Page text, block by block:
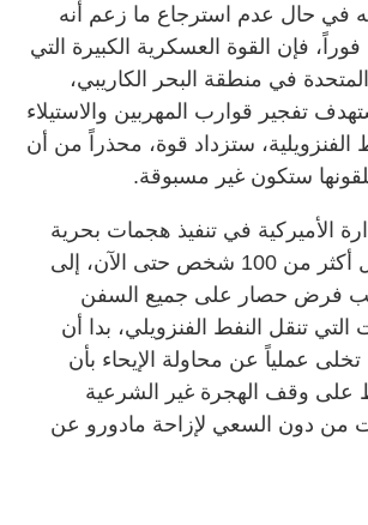
في حال عدم استرجاع ما زعم أنه
فإن القوة العسكرية الكبيرة التي
في منطقة البحر الكاريبي،
تفجير قوارب المهربين والاستيلاء
الفنزويلية، ستزداد قوة، محذراً من أن
ستكون غير مسبوقة.
الأميركية في تنفيذ هجمات بحرية
أسفرت عن مقتل أكثر من 100 شخص حتى الآن، إلى
فرض حصار على جميع السفن
التي تنقل النفط الفنزويلي، بدا أن
عملياً عن محاولة الإيحاء بأن
على وقف الهجرة غير الشرعية
من دون السعي لإزاحة مادورو عن